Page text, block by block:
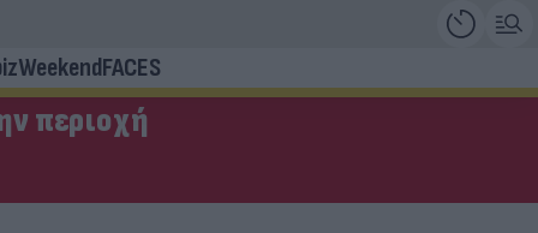
WeekendFACES
περιοχή